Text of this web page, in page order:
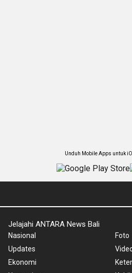
Unduh Mobile Apps untuk
Jelajahi ANTARA News Bali
Nasional
Updates
Ekonomi
Foto